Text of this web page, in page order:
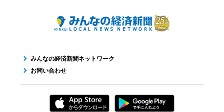
みんなの経済新聞ネットワーク
お問い合わせ